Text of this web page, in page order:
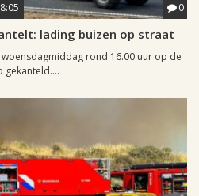
0
lading buizen op straat
rond 16.00 uur op de
gekanteld....